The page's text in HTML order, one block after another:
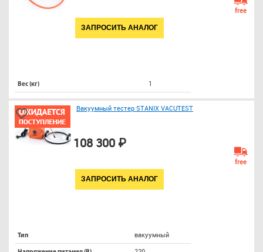
ЗАПРОСИТЬ АНАЛОГ
free
Вес (кг) 1
Вакуумный тестер STANIX VACUTEST
108 300 ₽
ЗАПРОСИТЬ АНАЛОГ
free
Тип вакуумный